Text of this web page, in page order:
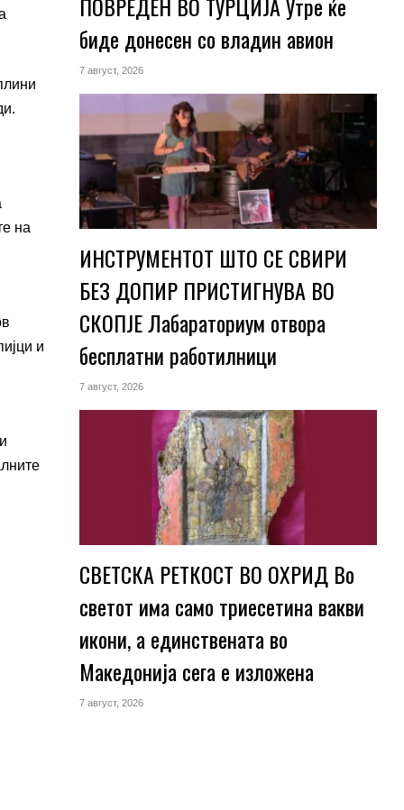
на
и
биде донесен со владин авион
7 август, 2026
ИНСТРУМЕНТОТ ШТО СЕ СВИРИ
БЕЗ ДОПИР ПРИСТИГНУВА ВО
СКОПЈЕ Лабараториум отвора
бесплатни работилници
7 август, 2026
СВЕТСКА РЕТКОСТ ВО ОХРИД Во
светот има само триесетина вакви
икони, а единствената во
Македонија сега е изложена
7 август, 2026